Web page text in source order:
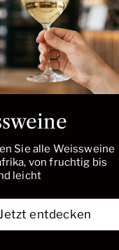
Sie alle Weissweine
von fruchtig bis
leicht
entdecken